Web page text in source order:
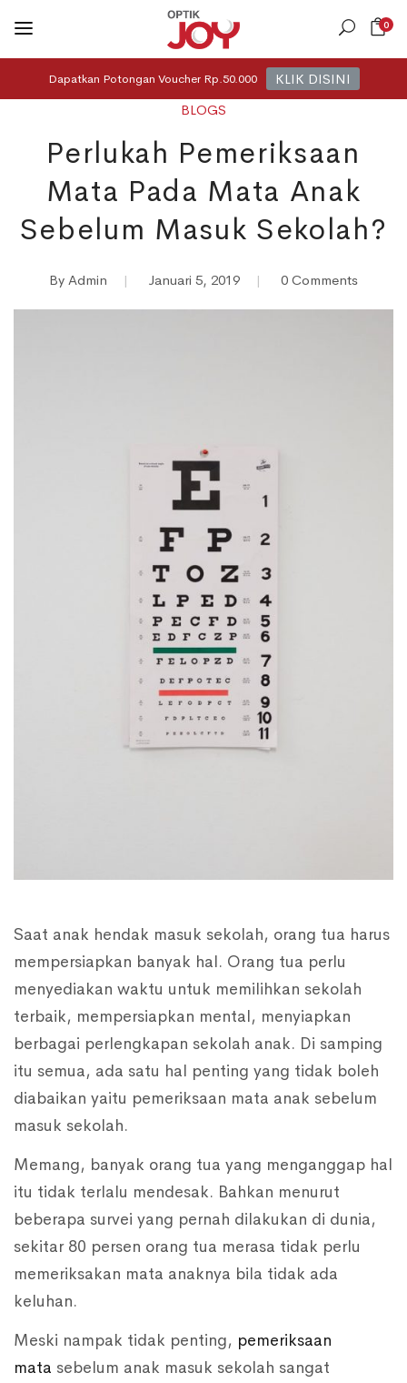
0
Dapatkan Potongan Voucher Rp.50.000
KLIK DISINI
BLOGS
Perlukah Pemeriksaan
Mata Pada Mata Anak
Sebelum Masuk Sekolah?
By Admin | Januari 5, 2019 | 0 Comments
Saat anak hendak masuk sekolah, orang tua harus
mempersiapkan banyak hal. Orang tua perlu
menyediakan waktu untuk memilihkan sekolah
terbaik, mempersiapkan mental, menyiapkan
berbagai perlengkapan sekolah anak. Di samping
itu semua, ada satu hal penting yang tidak boleh
diabaikan yaitu pemeriksaan mata anak sebelum
masuk sekolah.
Memang, banyak orang tua yang menganggap hal
itu tidak terlalu mendesak. Bahkan menurut
beberapa survei yang pernah dilakukan di dunia,
sekitar 80 persen orang tua merasa tidak perlu
memeriksakan mata anaknya bila tidak ada
keluhan.
Meski nampak tidak penting, pemeriksaan
mata sebelum anak masuk sekolah sangat